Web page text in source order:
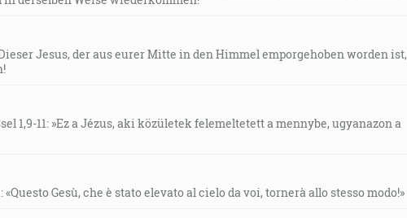
Jesus, der aus eurer Mitte in den Himmel emporgehoben worden ist,
1,9-11: »Ez a Jézus, aki közületek felemeltetett a mennybe, ugyanazon a
Gesù, che è stato elevato al cielo da voi, tornerà allo stesso modo!»